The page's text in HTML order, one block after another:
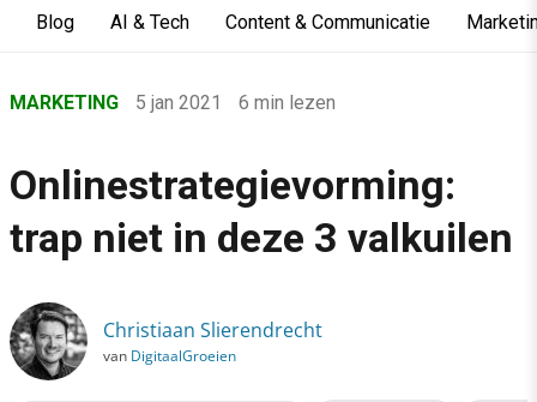
Blog AI & Tech Content & Communicatie
›
›
Marketing
Onlinestrategievorming: trap niet in deze 3 valkuilen
MARKETING 5 jan 2021 6 min lezen
Onlinestrategievorming:
trap niet in deze 3 valkuilen
Christiaan Slierendrecht
van DigitaalGroeien